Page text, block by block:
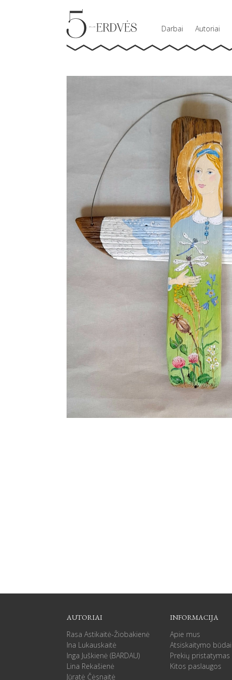
Darbai Autoriai
AUTORIAI
Rasa Astikaitė-Žiobakienė
Ina Lukauskaitė
Inga Juškienė (BARDAU)
Lina Rekašienė
Jūratė Čėsnaitė
INFORMACIJA
Apie mus
Atsiskaitymo būdai
Prekių pristatymas
Kitos paslaugos